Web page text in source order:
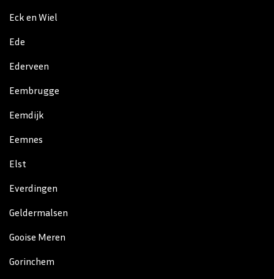
Eck en Wiel
Ede
Ederveen
Eembrugge
Eemdijk
Eemnes
Elst
Everdingen
Geldermalsen
Gooise Meren
Gorinchem